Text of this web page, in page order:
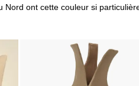
Nord ont cette couleur si